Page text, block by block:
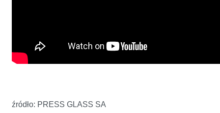
źródło: PRESS GLASS SA